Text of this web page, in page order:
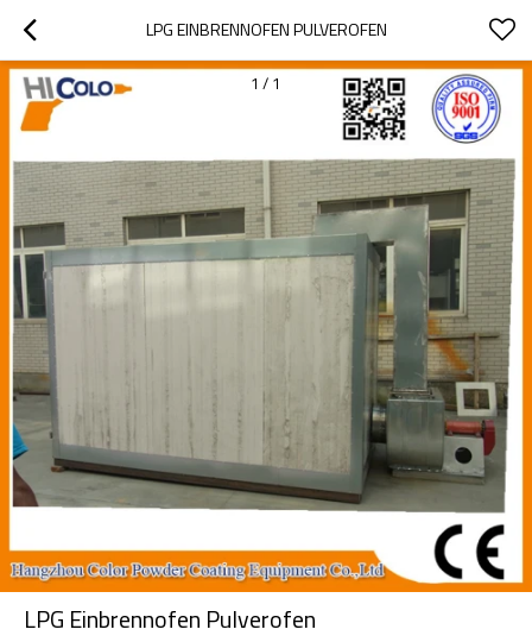
LPG EINBRENNOFEN PULVEROFEN
1 / 1
LPG Einbrennofen Pulverofen